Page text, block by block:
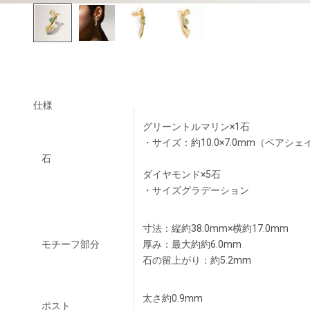
仕様
石
グリーントルマリン×1石
・サイズ：約10.0×7.0mm（ペアシェ
ダイヤモンド×5石
・サイズグラデーション
モチーフ部分
寸法：縦約38.0mm×横約17.0mm
厚み：最大約約6.0mm
石の留上がり：約5.2mm
ポスト
太さ約0.9mm